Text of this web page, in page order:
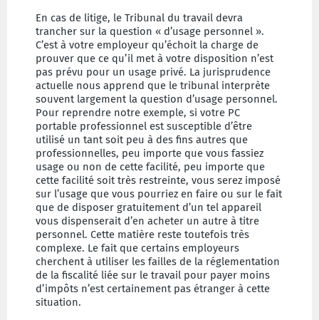
En cas de litige, le Tribunal du travail devra
trancher sur la question « d’usage personnel ».
C’est à votre employeur qu’échoit la charge de
prouver que ce qu’il met à votre disposition n’est
pas prévu pour un usage privé. La jurisprudence
actuelle nous apprend que le tribunal interprète
souvent largement la question d’usage personnel.
Pour reprendre notre exemple, si votre PC
portable professionnel est susceptible d’être
utilisé un tant soit peu à des fins autres que
professionnelles, peu importe que vous fassiez
usage ou non de cette facilité, peu importe que
cette facilité soit très restreinte, vous serez imposé
sur l’usage que vous pourriez en faire ou sur le fait
que de disposer gratuitement d’un tel appareil
vous dispenserait d’en acheter un autre à titre
personnel. Cette matière reste toutefois très
complexe. Le fait que certains employeurs
cherchent à utiliser les failles de la réglementation
de la fiscalité liée sur le travail pour payer moins
d’impôts n’est certainement pas étranger à cette
situation.